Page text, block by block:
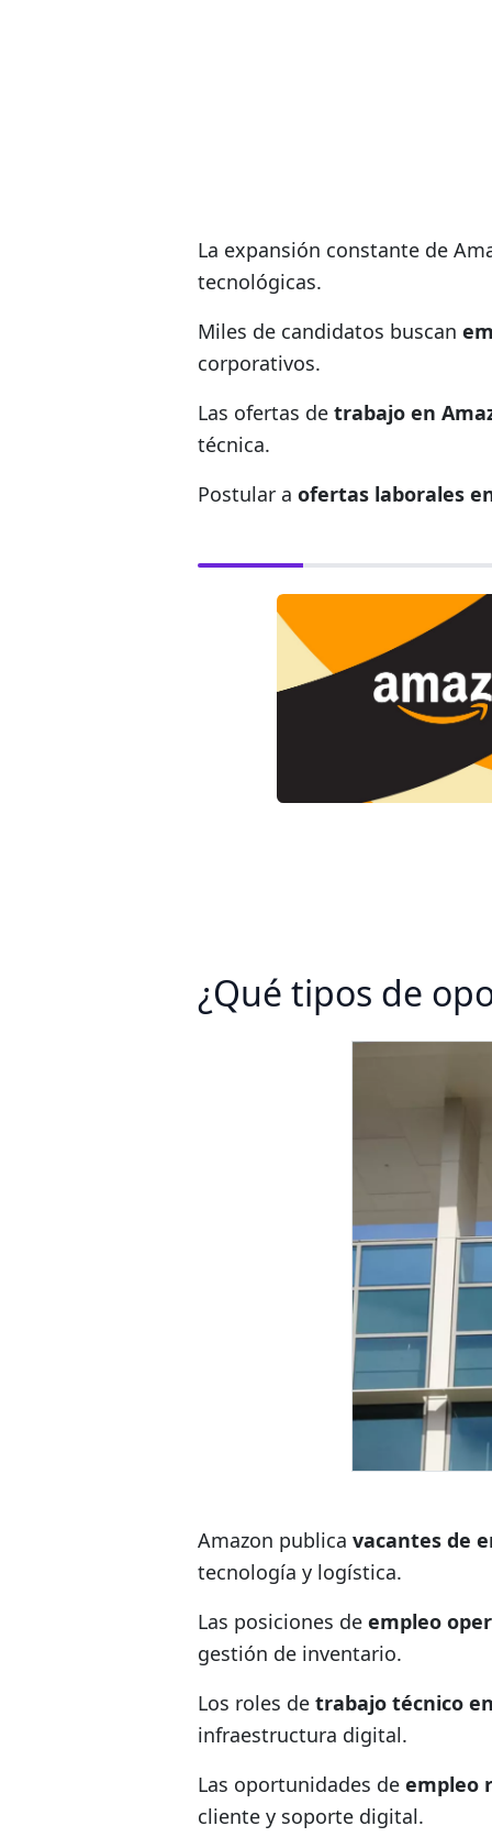
La expansión constante de
tecnológicas.
Miles de candidatos buscan
corporativos.
Las ofertas de trabajo en
técnica.
Postular a ofertas laborales
¿Qué tipos de
Amazon publica vacantes de
tecnología y logística.
Las posiciones de empleo
gestión de inventario.
Los roles de trabajo técnico
infraestructura digital.
Las oportunidades de empleo
cliente y soporte digital.